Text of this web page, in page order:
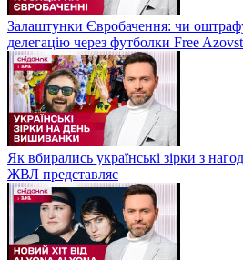
Залаштунки Євробачення: чи
делегацію через футболки Free
Як вбирались українські зірки з
ЖВЛ представляє